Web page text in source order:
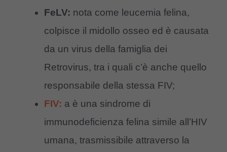
FeLV: nota come leucemia felina,
colpisce il midollo osseo ed è causata
da un virus della famiglia dei
Retrovirus, tra i quali c’è anche quello
responsabile della stessa FIV;
FIV: a è una sindrome di
immunodeficienza felina simile all’HIV
umana, trasmissibile attraverso la